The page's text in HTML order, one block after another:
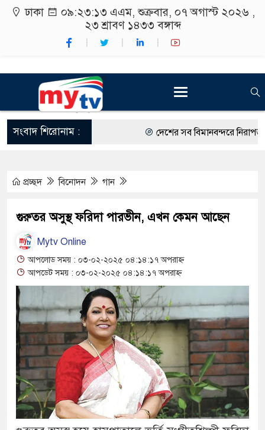
ঢাকা ০৯:২৩:১৪ এএম, শুক্রবার, ০৭ অগাস্ট ২০২৬ ,
২৩ শ্রাবণ ১৪৩৩ বঙ্গাব্দ
সংবাদ শিরোনাম : দেশের সব বিমানবন্দরে নিরাপত্তা
কর্মসূচীর শুভসূচনা।
রং ফর্সাকারী ৮ ব্র্যান্ডের ক্রিমে
থাকায় বিক্রিতে নিষেধাজ্ঞা
অত্যাচারের ছবি যেন আর তুলতে না
আলাল
‘গুলশানের চামেলি’তে ভিন্ন রূপে
যৌনকর্মীর দালাল চরিত্রে
সারজিস-পাটোয়ারীসহ ১০ জনের
প্রচ্ছদ বিনোদন গান
গুরুতর অসুস্থ ফরিদা পারভীন, এখন কেমন আছেন
Mytv Online
আপলোড সময় : ০৩-০২-২০২৫ ০৪:১৪:১৭ অপরাহ্ন
আপডেট সময় : ০৩-০২-২০২৫ ০৪:১৪:১৭ অপরাহ্ন